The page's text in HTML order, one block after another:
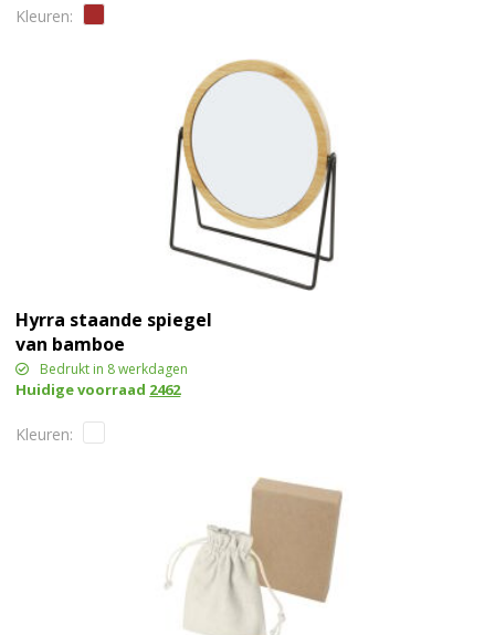
Hyrra staande spiegel
van bamboe
Bedrukt in 8 werkdagen
Huidige voorraad 2462